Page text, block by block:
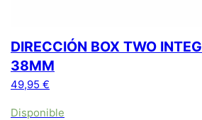
DIRECCIÓN BOX TWO
38MM
49,95 €
Disponible